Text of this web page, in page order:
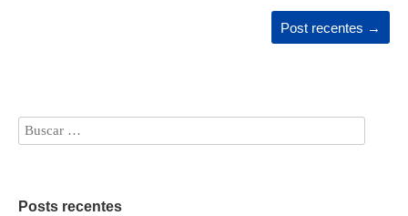
Post recentes →
Posts recentes